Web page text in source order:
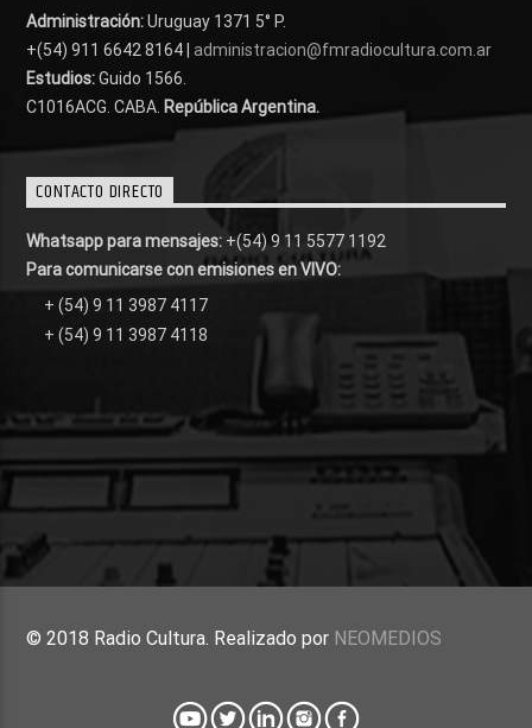
Administración:Uruguay 1371 5° P.
+(54) 911 6642 8164 | administracion@fmradiocultura.com.ar
Estudios:Guido 1566.
C1016ACG . CABA. República Argentina.
CONTACTO DIRECTO
Whatsapp para mensajes: +(54) 9 11 5577 1192
Para comunicarse con emisiones en VIVO:
+ (54) 9 11 3987 4117
+ (54) 9 11 3987 4118
© 2018 Radio Cultura. Realizado por NEOMEDIOS